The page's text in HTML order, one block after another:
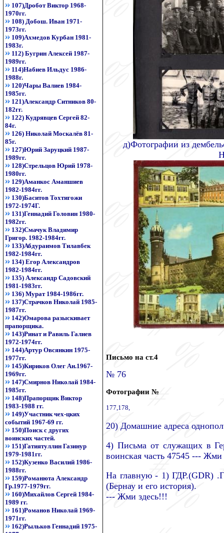
107)Дробот Виктор 1968-
1970гг.
108) Добош. Иван 1971-
1973гг.
109)Ахмедов Курбан 1981-
1983г.
112) Бугрин Алексей 1987-
1989гг.
114)Набиев Ильдус 1986-
1988г.
120)Чары Валиев 1984-
1985гг.
121)Александр Ситников 80-
182гг.
122) Кудрявцев Сергей 82-
84г.
126) Николай Москалёв 81-
85г.
127)Юрий Заруцкий 1987-
1989гг.
128)Стрельцов Юрий 1978-
1980гг.
129)Аманкос Аманшиев
1982-1984гг.
130)Баситов Тохтигожи
1972-1974Г.
131)Геннадий Головин 1980-
1982гг.
132)Смачук Владимир
Григор. 1982-1984гг.
133)Абдураимов Тилавбек
1982-1984гг.
134) Егор Александров
1982-1984гг.
135) Александр Садовский
1981-1983гг.
136) Мурат 1984-1986гг.
137)Страчков Николай 1985-
1987гг.
142)Омарова разыскивает
прапорщика.
143)Ринат и Равиль Галиев
1972-1974гг.
144)Артур Овсянкин 1975-
1977гг.
145)Кириков Олег Ан.1967-
1969гг.
147)Смирнов Николай 1984-
1985гг.
148)Прапорщик Виктор
1983-1988 гг.
149)Участник чех-цких
событий 1967-69 гг.
150)Поиск с других
воинских частей.
151)Гатиятуллин Газинур
1979-1981гг.
152)Кузенко Василий 1986-
1988гг.
159)Романюта Александр
Гр.1977-1979гг.
160)Михайлов Сергей 1984-
1989 гг.
161)Романов Николай 1969-
1971гг.
162)Рыльков Геннадий 1975-
д)Фотографии из
Письмо на ст.4
№ 76
Фотографии №
177,178,
20) Домашние адреса
4) Письма от служащих в
воинская часть 47545 --- Жми
На главную - 1) ГДР.(GDR)
(Бернау и его история).
--- Жми здесь!!!